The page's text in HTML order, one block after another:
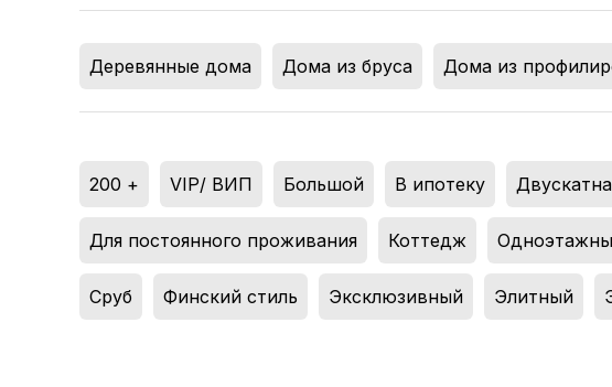
Деревянные дома Дома из бруса Дома из
200 + VIP/ ВИП Большой В ипотеку
Для постоянного проживания Коттедж
Сруб Финский стиль Эксклюзивный Элитный